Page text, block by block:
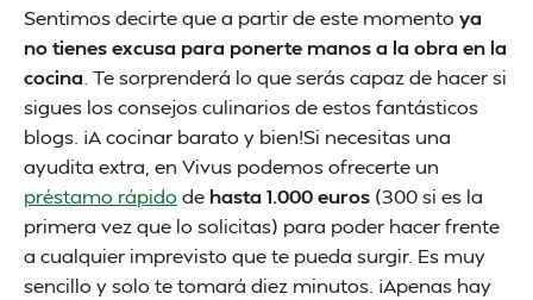
Sentimos decirte que a partir de este momento ya
no tienes excusa para ponerte manos a la obra en la
cocina . Te sorprenderá lo que serás capaz de hacer si
sigues los consejos culinarios de estos fantásticos
blogs. ¡A cocinar barato y bien!Si necesitas una
ayudita extra, en Vivus podemos ofrecerte un
préstamo rápido de hasta 1.000 euros (300 si es la
primera vez que lo solicitas) para poder hacer frente
a cualquier imprevisto que te pueda surgir. Es muy
sencillo y solo te tomará diez minutos. ¡Apenas hay